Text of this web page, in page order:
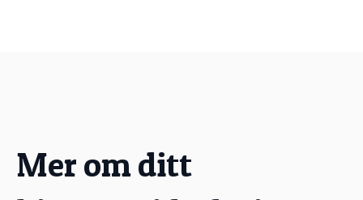
Mer om ditt